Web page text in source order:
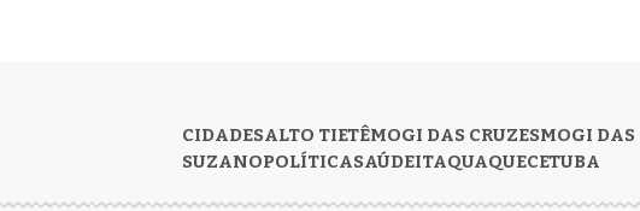
CIDADESALTO TIETÊMOGI DAS CRUZESMOGI DAS
SUZANOPOLÍTICASAÚDEITAQUAQUECETUBA